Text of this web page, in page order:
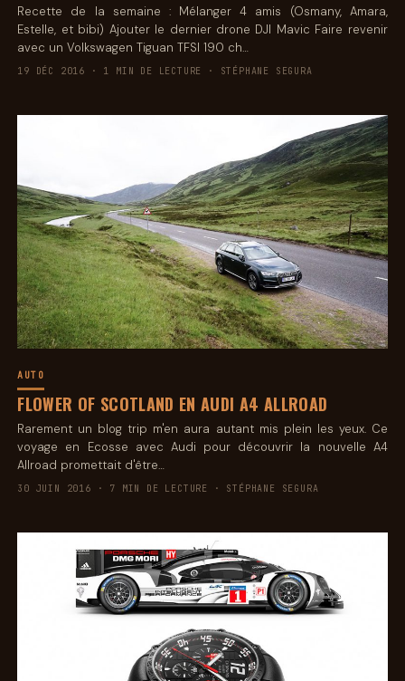
Recette de la semaine : Mélanger 4 amis (Osmany, Amara,
Estelle, et bibi) Ajouter le dernier drone DJI Mavic Faire revenir
avec un Volkswagen Tiguan TFSI 190 ch…
19 DÉC 2016 · 1 MIN DE LECTURE · STÉPHANE SEGURA
AUTO
FLOWER OF SCOTLAND EN AUDI A4 ALLROAD
Rarement un blog trip m'en aura autant mis plein les yeux. Ce
voyage en Ecosse avec Audi pour découvrir la nouvelle A4
Allroad promettait d'être…
30 JUIN 2016 · 7 MIN DE LECTURE · STÉPHANE SEGURA